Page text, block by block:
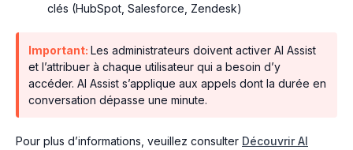
clés (HubSpot, Salesforce, Zendesk)
Important: Les administrateurs doivent activer AI Assist
et l’attribuer à chaque utilisateur qui a besoin d’y
accéder. AI Assist s’applique aux appels dont la durée en
conversation dépasse une minute.
Pour plus d’informations, veuillez consulter Découvrir AI